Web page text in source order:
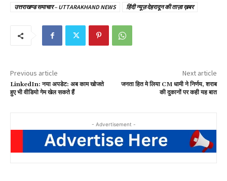
उत्तराखण्ड समाचार – UTTARAKHAND NEWS
हिंदी न्यूज़ देहरादून की ताज़ा ख़बर
Previous article
LinkedIn: नया अपडेट: अब काम खोजते
हुए भी वीडियो गेम खेल सकते हैं
Next article
जनता हित मे लिया CM धामी ने निर्णय, शराब
की दुकानों पर कही यह बात
- Advertisement -